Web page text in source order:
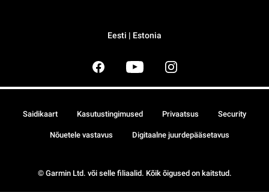
Eesti | Estonia
© Garmin Ltd. või selle filiaalid. Kõik õigused on kaitstud.
Saidikaart Kasutustingimused Privaatsus Security
Nõuetele vastavus Digitaalne juurdepääsetavus